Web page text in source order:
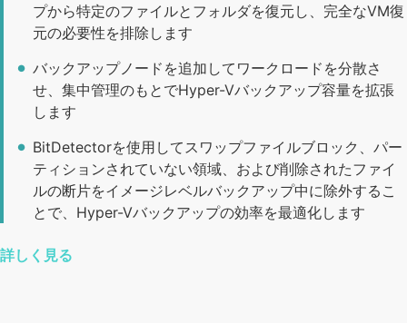
プから特定のファイルとフォルダを復元し、完全なVM復
元の必要性を排除します
バックアップノードを追加してワークロードを分散さ
せ、集中管理のもとでHyper-Vバックアップ容量を拡張
します
BitDetectorを使用してスワップファイルブロック、パー
ティションされていない領域、および削除されたファイ
ルの断片をイメージレベルバックアップ中に除外するこ
とで、Hyper-Vバックアップの効率を最適化します
詳しく見る